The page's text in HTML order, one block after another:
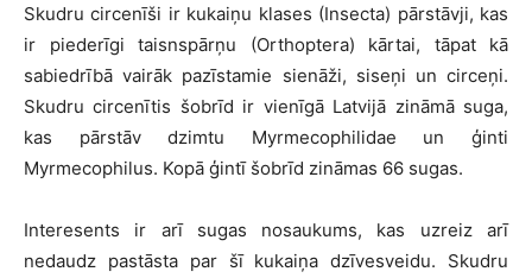
Skudru circenīši ir kukaiņu klases (Insecta) pārstāvji, kas
ir piederīgi taisnspārņu (Orthoptera) kārtai, tāpat kā
sabiedrībā vairāk pazīstamie sienāži, siseņi un circeņi.
Skudru circenītis šobrīd ir vienīgā Latvijā zināmā suga,
kas pārstāv dzimtu Myrmecophilidae un ģinti
Myrmecophilus. Kopā ģintī šobrīd zināmas 66 sugas.
Interesents ir arī sugas nosaukums, kas uzreiz arī
nedaudz pastāsta par šī kukaiņa dzīvesveidu. Skudru